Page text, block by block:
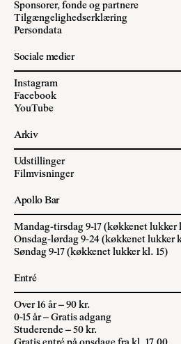
Sponsorer, fonde og partnere
Tilgængelighedserklæring
Persondata
Sociale medier
Instagram
Facebook
YouTube
Arkiv
Udstillinger
Filmvisninger
Apollo Bar
Mandag-tirsdag 9-17 (køkkenet lukker
Onsdag-lørdag 9-24 (køkkenet lukker
Søndag 9-17 (køkkenet lukker kl. 15)
Entré
Over 16 år – 90 kr.
0-15 år – Gratis adgang
Studerende – 50 kr.